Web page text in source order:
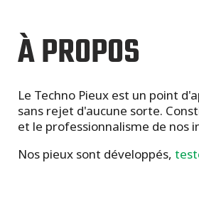
À PROPOS
Le Techno Pieux est un point
sans rejet d'aucune sorte.
et le professionnalisme de nos
Nos pieux sont développés,